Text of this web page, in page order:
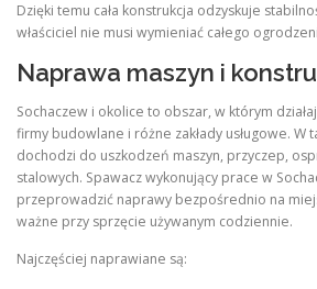
Dzięki temu cała konstrukcja odzyskuje
właściciel nie musi wymieniać całego
Naprawa maszyn i
Sochaczew i okolice to obszar, w którym
firmy budowlane i różne zakłady usługowe. W
dochodzi do uszkodzeń maszyn, przyczep,
stalowych. Spawacz wykonujący prace w
przeprowadzić naprawy bezpośrednio na
ważne przy sprzęcie używanym codziennie.
Najczęściej naprawiane są: